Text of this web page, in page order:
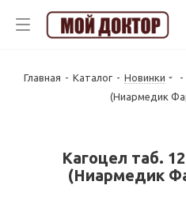
Главная - Каталог - Новинки -
(Ниармедик
Кагоцел таб.
(Ниармедик